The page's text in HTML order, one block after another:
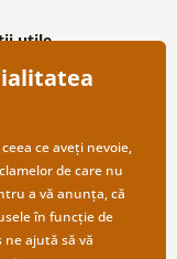
utile
angroce aveți nevoie,
de care nu
a vă anunța, că
în funcție de
ne ajută să vă